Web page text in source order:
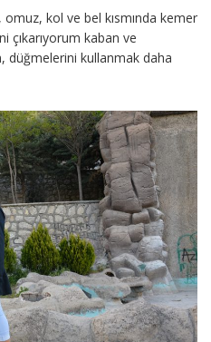
kol ve bel kısmında kemer
çıkarıyorum kaban ve
düğmelerini kullanmak daha